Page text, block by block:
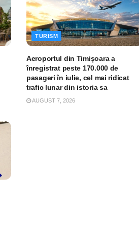
TURISM
Aeroportul din Timișoara a
înregistrat peste 170.000 de
pasageri în iulie, cel mai ridicat
trafic lunar din istoria sa
AUGUST 7, 2026